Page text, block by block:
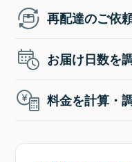
再配達のご依
お届け日数を
料金を計算・